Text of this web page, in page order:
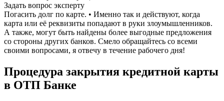
Задать вопрос эксперту
Погасить долг по карте. • Именно так и действуют, когда
карта или её реквизиты попадают в руки злоумышленников.
А также, могут быть найдены более выгодные предложения
со стороны других банков. Смело обращайтесь со всеми
своими вопросами, я отвечу в течение рабочего дня!
Процедура закрытия кредитной карты
в ОТП Банке